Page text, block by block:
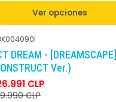
Ver opciones
DCTO
|
DREAM - [DREAMSCAPE]
Ver.)
CLP
CLP